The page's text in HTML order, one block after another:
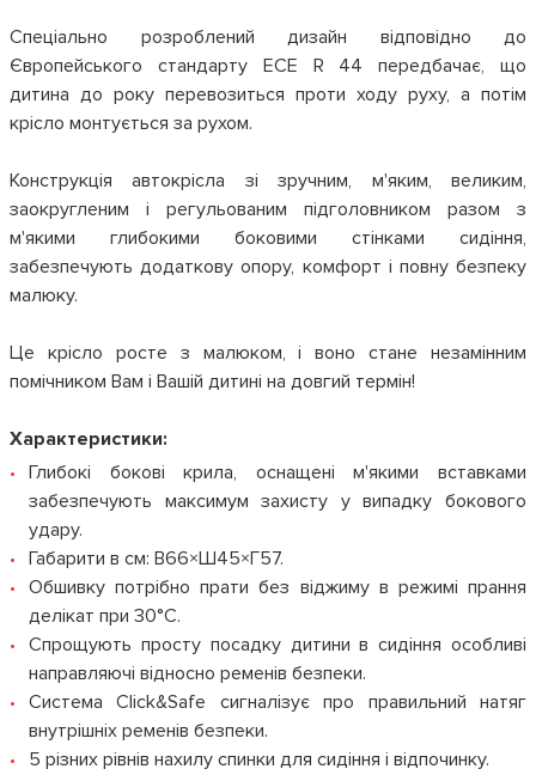
Спеціально розроблений дизайн відповідно до
Європейського стандарту ECE R 44 передбачає, що
дитина до року перевозиться проти ходу руху, а потім
крісло монтується за рухом.
Конструкція автокрісла зі зручним, м'яким, великим,
заокругленим і регульованим підголовником разом з
м'якими глибокими боковими стінками сидіння,
забезпечують додаткову опору, комфорт і повну безпеку
малюку.
Це крісло росте з малюком, і воно стане незамінним
помічником Вам і Вашій дитині на довгий термін!
Характеристики:
Глибокі бокові крила, оснащені м'якими вставками
забезпечують максимум захисту у випадку бокового
удару.
Габарити в см: В66×Ш45×Г57.
Обшивку потрібно прати без віджиму в режимі прання
делікат при 30°С.
Спрощують просту посадку дитини в сидіння особливі
направляючі відносно ременів безпеки.
Система Click&Safe сигналізує про правильний натяг
внутрішніх ременів безпеки.
5 різних рівнів нахилу спинки для сидіння і відпочинку.